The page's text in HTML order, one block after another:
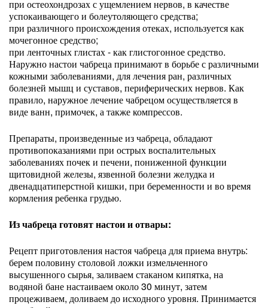
при остеохондрозах с ущемлением нервов, в качестве
успокаивающего и болеутоляющего средства;
при различного происхождения отеках, используется как
мочегонное средство;
при ленточных глистах - как глистогонное средство.
Наружно настои чабреца принимают в борьбе с различными
кожными заболеваниями, для лечения ран, различных
болезней мышц и суставов, периферических нервов. Как
правило, наружное лечение чабрецом осуществляется в
виде ванн, примочек, а также компрессов.
Препараты, произведенные из чабреца, обладают
противопоказаниями при острых воспалительных
заболеваниях почек и печени, пониженной функции
щитовидной железы, язвенной болезни желудка и
двенадцатиперстной кишки, при беременности и во время
кормления ребенка грудью.
Из чабреца готовят настои и отвары:
Рецепт приготовления настоя чабреца для приема внутрь:
берем половину столовой ложки измельченного
высушенного сырья, заливаем стаканом кипятка, на
водяной бане настаиваем около 30 минут, затем
процеживаем, доливаем до исходного уровня. Принимается